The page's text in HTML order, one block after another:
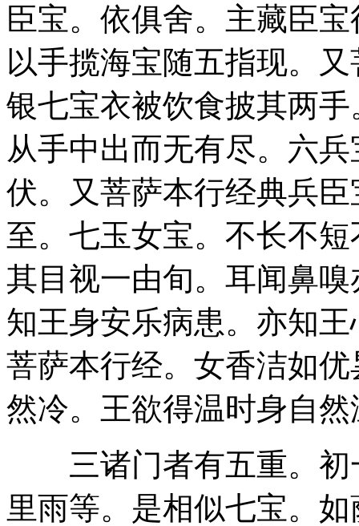
臣宝。依俱舍。主藏臣
以手揽海宝随五指现。
银七宝衣被饮食披其两
从手中出而无有尽。六
伏。又菩萨本行经典兵
至。七玉女宝。不长不
其目视一由旬。耳闻鼻
知王身安乐病患。亦知
菩萨本行经。女香洁如
然冷。王欲得温时身自
三诸门者有五重。初
里雨等。是相似七宝。